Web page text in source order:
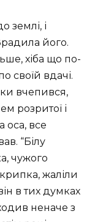
землі, і
його.
хіба що по-
своїй вдачі.
вчепився,
розритої і
оса, все
“Білу
чужого
жаліли
в тих думках
неначе з